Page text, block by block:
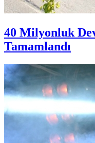
40 Milyonluk
Tamamlandı